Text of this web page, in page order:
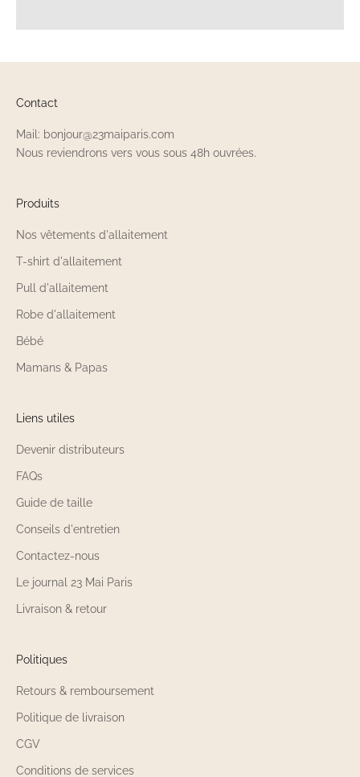
Contact
Mail: bonjour@23maiparis.com
Nous reviendrons vers vous sous 48h ouvrées.
Produits
Nos vêtements d'allaitement
T-shirt d'allaitement
Pull d'allaitement
Robe d'allaitement
Bébé
Mamans & Papas
Liens utiles
Devenir distributeurs
FAQs
Guide de taille
Conseils d'entretien
Contactez-nous
Le journal 23 Mai Paris
Livraison & retour
Politiques
Retours & remboursement
Politique de livraison
CGV
Conditions de services